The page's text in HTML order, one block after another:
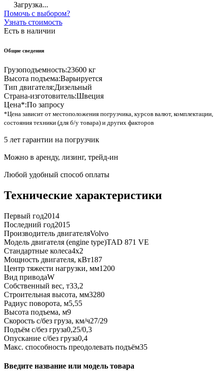
Загрузка...
Помочь с выбором?
Узнать стоимость
Есть в наличии
Общие сведения
Грузоподъемность:23600 кг
Высота подъема:Варьируется
Тип двигателя:Дизельный
Страна-изготовитель:Швеция
Цена*:По запросу
*Цена зависит от местоположения погрузчика, курсов валют, комплектации,
состояния техники (для б/у товара) и других факторов
5 лет гарантии на погрузчик
Можно в аренду, лизинг, трейд-ин
Любой удобный способ оплаты
Технические характеристики
Первый год2014
Последний год2015
Производитель двигателяVolvo
Модель двигателя (engine type)TAD 871 VE
Стандартные колеса4x2
Мощность двигателя, кВт187
Центр тяжести нагрузки, мм1200
Вид приводаW
Собственный вес, т33,2
Строительная высота, мм3280
Радиус поворота, м5,55
Высота подъема, м9
Скорость с/без груза, км/ч27/29
Подъём с/без груза0,25/0,3
Опускание с/без груза0,4
Макс. способность преодолевать подъём35
Введите название или модель товара